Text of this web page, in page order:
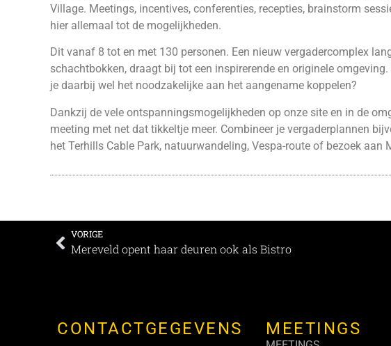
Village. Meetings, incentives, conferenties, recepties, brainstorm
hier allemaal tot de mogelijkheden.
Dit vanaf 8 tot en met 130 personen. Een nieuw vergadercomplex
schachtbokken, draagt bij tot een inspirerende en originele
je daarbij wel het noodzakelijke aan het aangename koppelen?
Dankzij de vele ontspanningsmogelijkheden op onze site en in de
meeting met net dat tikkeltje meer. Combineer je vergaderplannen
het Terhills Cable Park, natuurwandeling, Vespa-route of bezoek aan
VORIGE
Mereveld opent haar deuren ook als Bistro
CONTACTGEGEVENS MEETINGS